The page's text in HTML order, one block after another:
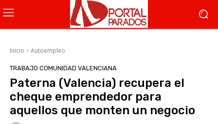
Inicio Autoempleo
TRABAJO COMUNIDAD VALENCIANA
Paterna (Valencia) recupera el
cheque emprendedor para
aquellos que monten un negocio